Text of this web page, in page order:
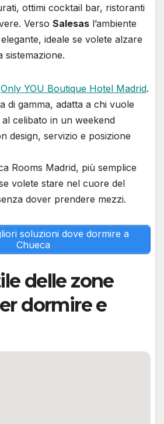
ottimi cocktail bar, ristoranti
Verso Salesas l’ambiente
ideale se volete alzare
sistemazione.
Only YOU Boutique Hotel Madrid.
di gamma, adatta a chi vuole
celibato in un weekend
design, servizio e posizione
Rooms Madrid, più semplice
volete stare nel cuore del
dover prendere mezzi.
soluzioni dove dormire a
Chueca
delle zone
dormire e